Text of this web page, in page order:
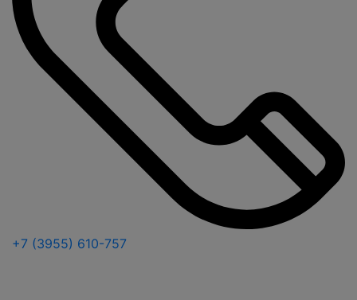
+7 (3955) 610-757